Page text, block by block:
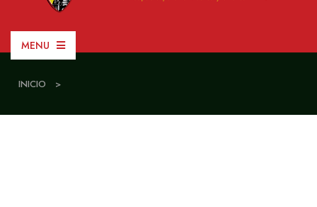
MENU
INICIO >